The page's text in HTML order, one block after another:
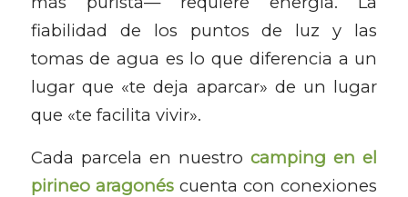
fiabilidad de los puntos de luz y las
tomas de agua es lo que diferencia a un
lugar que «te deja aparcar» de un lugar
que «te facilita vivir».
Cada parcela en nuestrocamping en el
pirineo aragonéscuenta con conexiones